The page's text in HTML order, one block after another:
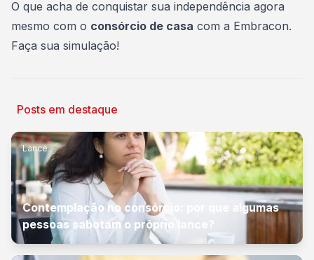
O que acha de conquistar sua independência agora
mesmo com o consórcio de casa com a Embracon.
Faça sua simulação!
Posts em destaque
Lance
Contemplação no consórcio: por que algumas
pessoas sabotam o próprio lance?